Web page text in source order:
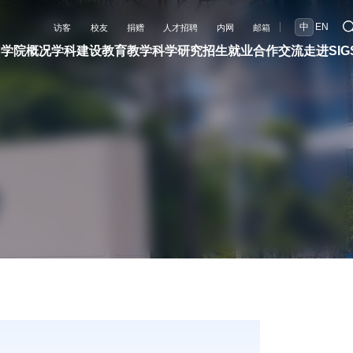
访客 校友 捐赠 人才招聘 内网 邮箱 中 EN
学院概况学科建设教育教学科学研究招生就业合作交流走进